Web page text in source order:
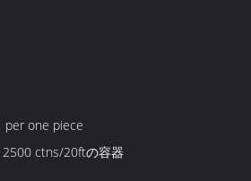
per one piece
2500 ctns/20ftの容器